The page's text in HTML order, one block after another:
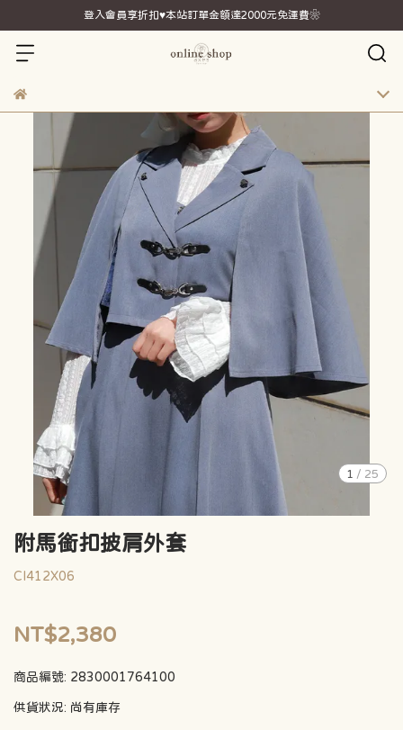
登入會員享折扣♥本站訂單金額達2000元免運費❀
1 / 25
附馬銜扣披肩外套
CI412X06
NT$2,380
商品編號: 2830001764100
供貨狀況: 尚有庫存